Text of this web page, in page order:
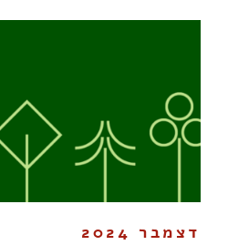
דצמבר 2024